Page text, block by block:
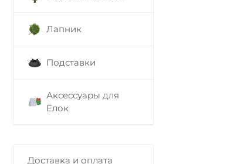
Лапник
Подставки
Аксессуары для
Ёлок
Доставка и оплата